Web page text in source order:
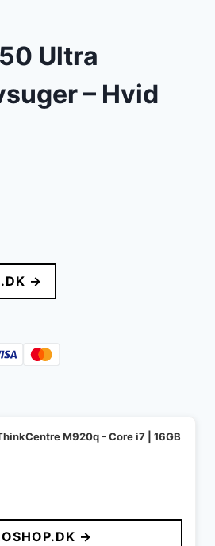
Ultra
– Hvid
→
M920q - Core i7 | 16GB
→